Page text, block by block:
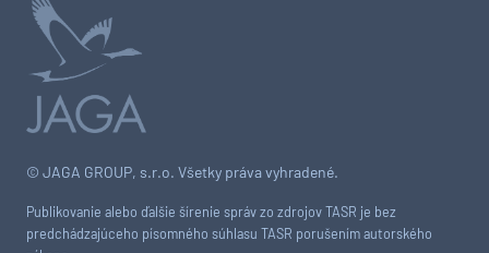
© JAGA GROUP, s.r.o. Všetky práva vyhradené.
Publikovanie alebo ďalšie šírenie správ zo zdrojov TASR je bez
predchádzajúceho písomného súhlasu TASR porušením autorského